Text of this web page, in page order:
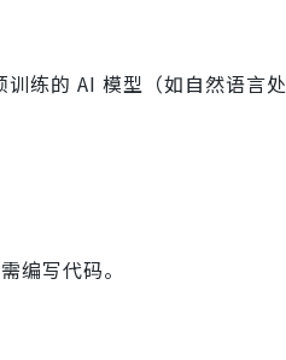
练的 AI 模型（如自然语言处
编写代码。